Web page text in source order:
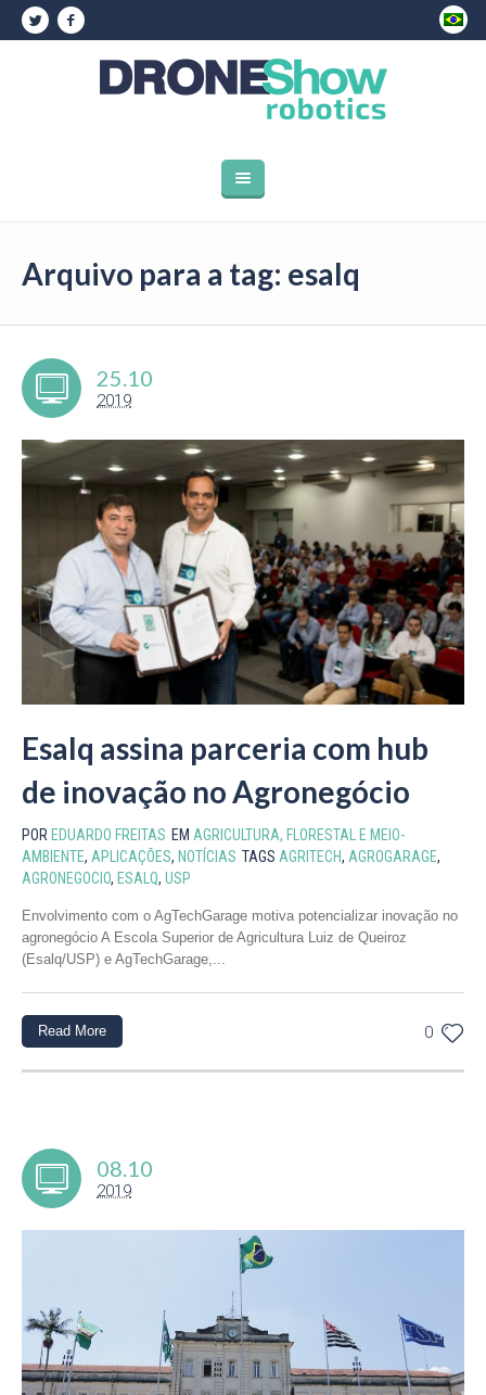
Arquivo para a tag: esalq
25.10
2019
Esalq assina parceria com hub
de inovação no Agronegócio
POR EDUARDO FREITAS EM AGRICULTURA, FLORESTAL E MEIO-
AMBIENTE, APLICAÇÕES, NOTÍCIAS TAGS AGRITECH, AGROGARAGE,
AGRONEGOCIO, ESALQ, USP
Envolvimento com o AgTechGarage motiva potencializar inovação no
agronegócio A Escola Superior de Agricultura Luiz de Queiroz
(Esalq/USP) e AgTechGarage,...
0
Read More
08.10
2019